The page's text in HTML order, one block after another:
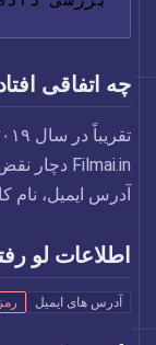
چه اتفاقی افتاد
آدرس ایمیل، نام
اطلاعات لو رفته
آدرس های ایمیل